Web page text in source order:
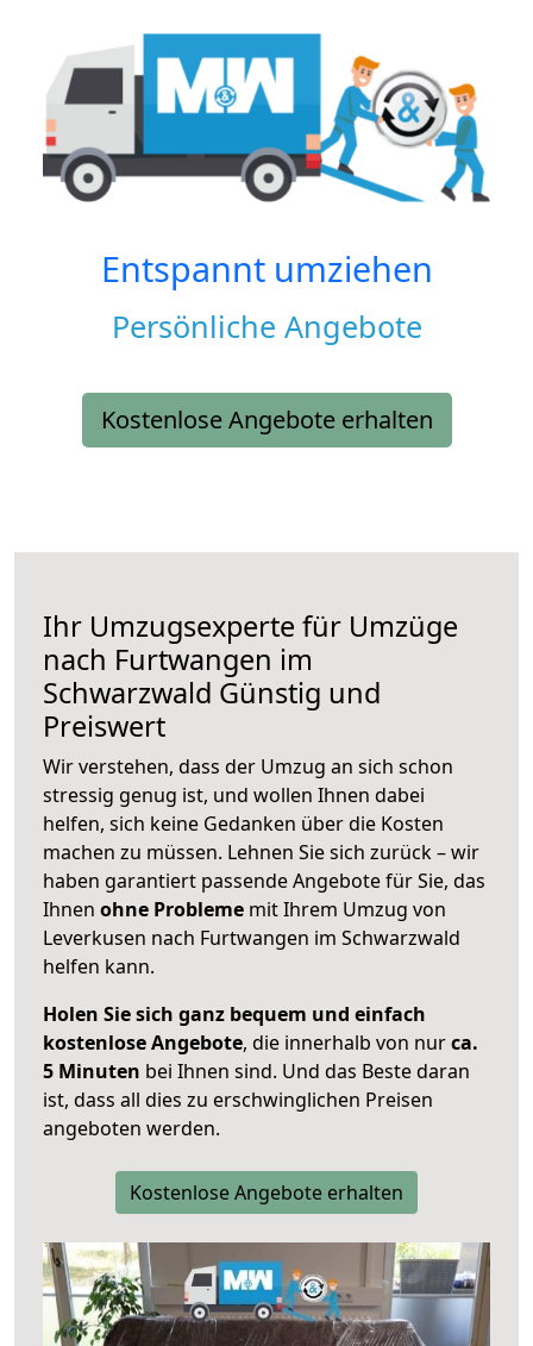
Entspannt umziehen
Persönliche Angebote
Kostenlose Angebote erhalten
Ihr Umzugsexperte für Umzüge
nach Furtwangen im
Schwarzwald Günstig und
Preiswert
Wir verstehen, dass der Umzug an sich schon
stressig genug ist, und wollen Ihnen dabei
helfen, sich keine Gedanken über die Kosten
machen zu müssen. Lehnen Sie sich zurück – wir
haben garantiert passende Angebote für Sie, das
Ihnen ohne Probleme mit Ihrem Umzug von
Leverkusen nach Furtwangen im Schwarzwald
helfen kann.
Holen Sie sich ganz bequem und einfach
kostenlose Angebote, die innerhalb von nurca.
5 Minuten bei Ihnen sind. Und das Beste daran
ist, dass all dies zu erschwinglichen Preisen
angeboten werden.
Kostenlose Angebote erhalten